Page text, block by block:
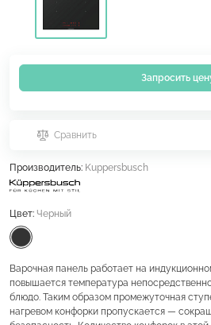
Запросить
Сравнить
Производитель: Kuppersbusch
Цвет: Черный
Варочная панель работает на
повышается температура
блюдо. Таким образом промежуточная
нагревом конфорки пропускается —